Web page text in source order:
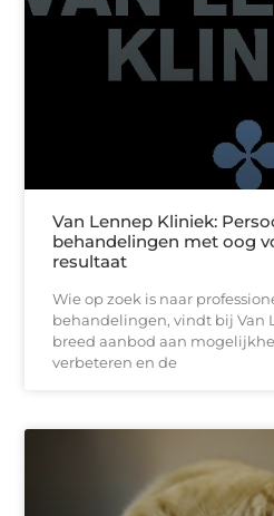
Van Lennep Kliniek:
behandelingen met oog
resultaat
Wie op zoek is naar
behandelingen, vindt bij Van
breed aanbod aan
verbeteren en de